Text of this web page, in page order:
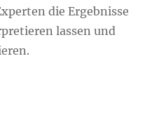
die Ergebnisse
lassen und